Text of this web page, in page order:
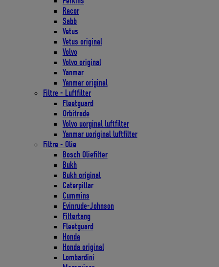
Racor
Sabb
Vetus
Vetus original
Volvo
Volvo original
Yanmar
Yanmar original
Filtre - Luftfilter
Fleetguard
Orbitrade
Volvo uorginal luftfilter
Yanmar uoriginal luftfilter
Filtre - Olie
Bosch Oliefilter
Bukh
Bukh original
Caterpillar
Cummins
Evinrude-Johnson
Filtertang
Fleetguard
Honda
Honda original
Lombardini